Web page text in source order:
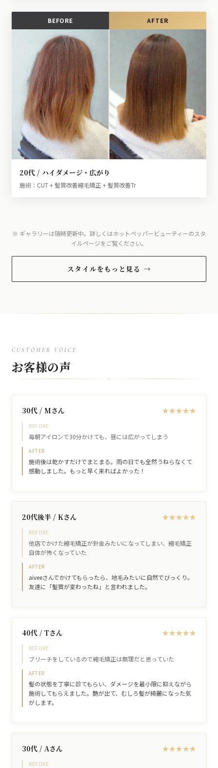
BEFORE AFTER
20代 / ハイダメージ・広がり
施術：CUT + 髪質改善縮毛矯正 + 髪質改善Tr
※ ギャラリーは随時更新中。詳しくはホットペッパービューティーのスタ
イルページをご覧ください。
スタイルをもっと見る →
CUSTOMER VOICE
お客様の声
30代 / Mさん ★★★★★
BEFORE
毎朝アイロンで30分かけても、昼には広がってしまう
AFTER
施術後は乾かすだけでまとまる。雨の日でも全然うねらなくて
感動しました。もっと早く来ればよかった！
20代後半 / Kさん ★★★★★
BEFORE
他店でかけた縮毛矯正が針金みたいになってしまい、縮毛矯正
自体が怖くなっていた
AFTER
aiveeさんでかけてもらったら、地毛みたいに自然でびっくり。
友達に「髪質が変わったね」と言われました。
40代 / Tさん ★★★★★
BEFORE
ブリーチをしているので縮毛矯正は無理だと思っていた
AFTER
髪の状態を丁寧に診てもらい、ダメージを最小限に抑えながら
施術してもらえました。艶が出て、むしろ髪が綺麗になった気
がします。
30代 / Aさん ★★★★★
BEFORE